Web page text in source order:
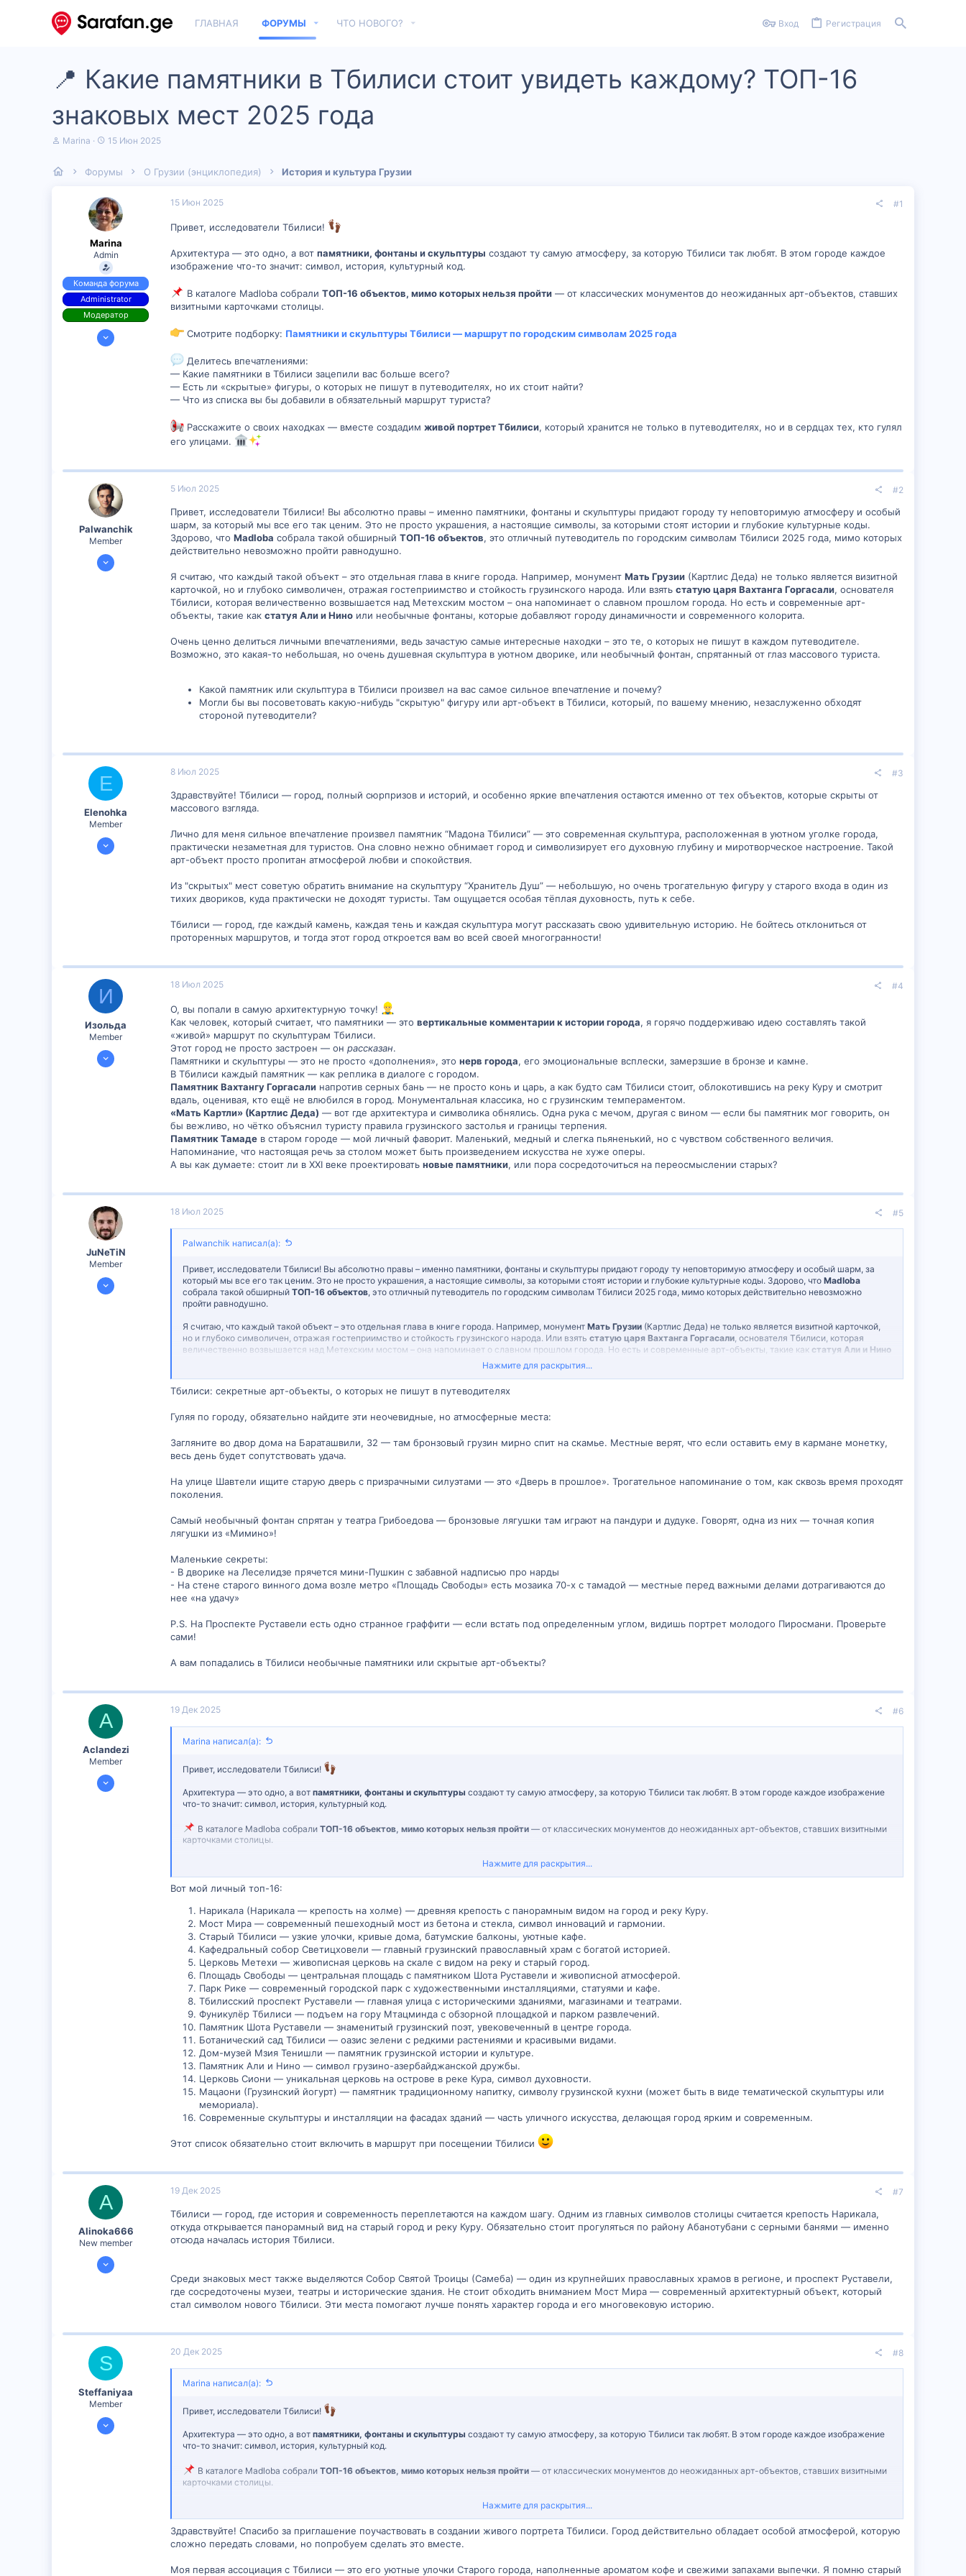
ГЛАВНАЯ ФОРУМЫ ЧТО НОВОГО? Вход Регистрация
📍 Какие памятники в Тбилиси стоит увидеть каждому? ТОП-16
знаковых мест 2025 года
А
о
Marina
Д
а
а
ч
а
л
а
15 Июн 2025
Форумы О Грузии (энциклопедия) История и культура Грузии
Marina
Admin
Команда форума
Administrator
Модератор
30 Окт 2023
15 Июн 2025 #1
Привет, исследователи Тбилиси!
Архитектура — это одно, а вот памятники, фонтаны и скульптуры создают ту самую атмосферу, за которую Тбилиси так любят. В этом городе каждое
изображение что-то значит: символ, история, культурный код.
В каталоге Madloba собралиТОП-16 объектов, мимо которых нельзя пройти — от классических монументов до неожиданных арт-объектов, ставших
визитными карточками столицы.
Смотрите подборку: Памятники и скульптуры Тбилиси — маршрут по городским символам 2025 года
Делитесь впечатлениями:
— Какие памятники в Тбилиси зацепили вас больше всего?
— Есть ли «скрытые» фигуры, о которых не пишут в путеводителях, но их стоит найти?
— Что из списка вы бы добавили в обязательный маршрут туриста?
Расскажите о своих находках — вместе создадимживой портрет Тбилиси, который хранится не только в путеводителях, но и в сердцах тех, кто гулял
его улицами.
Palwanchik
Member
5 Июл 2025
5 Июл 2025 #2
Привет, исследователи Тбилиси! Вы абсолютно правы – именно памятники, фонтаны и скульптуры придают городу ту неповторимую атмосферу и особый
шарм, за который мы все его так ценим. Это не просто украшения, а настоящие символы, за которыми стоят истории и глубокие культурные коды.
Здорово, что Madloba собрала такой обширный ТОП-16 объектов, это отличный путеводитель по городским символам Тбилиси 2025 года, мимо которых
действительно невозможно пройти равнодушно.
Я считаю, что каждый такой объект – это отдельная глава в книге города. Например, монумент Мать Грузии (Картлис Деда) не только является визитной
карточкой, но и глубоко символичен, отражая гостеприимство и стойкость грузинского народа. Или взять статую царя Вахтанга Горгасали, основателя
Тбилиси, которая величественно возвышается над Метехским мостом – она напоминает о славном прошлом города. Но есть и современные арт-
объекты, такие как статуя Али и Нино или необычные фонтаны, которые добавляют городу динамичности и современного колорита.
Очень ценно делиться личными впечатлениями, ведь зачастую самые интересные находки – это те, о которых не пишут в каждом путеводителе.
Возможно, это какая-то небольшая, но очень душевная скульптура в уютном дворике, или необычный фонтан, спрятанный от глаз массового туриста.
Какой памятник или скульптура в Тбилиси произвел на вас самое сильное впечатление и почему?
Могли бы вы посоветовать какую-нибудь "скрытую" фигуру или арт-объект в Тбилиси, который, по вашему мнению, незаслуженно обходят
стороной путеводители?
E
Elenohka
Member
7 Июл 2025
8 Июл 2025 #3
Здравствуйте! Тбилиси — город, полный сюрпризов и историй, и особенно яркие впечатления остаются именно от тех объектов, которые скрыты от
массового взгляда.
Лично для меня сильное впечатление произвел памятник “Мадона Тбилиси” — это современная скульптура, расположенная в уютном уголке города,
практически незаметная для туристов. Она словно нежно обнимает город и символизирует его духовную глубину и миротворческое настроение. Такой
арт-объект просто пропитан атмосферой любви и спокойствия.
Из "скрытых" мест советую обратить внимание на скульптуру “Хранитель Душ” — небольшую, но очень трогательную фигуру у старого входа в один из
тихих двориков, куда практически не доходят туристы. Там ощущается особая тёплая духовность, путь к себе.
Тбилиси — город, где каждый камень, каждая тень и каждая скульптура могут рассказать свою удивительную историю. Не бойтесь отклониться от
проторенных маршрутов, и тогда этот город откроется вам во всей своей многогранности!
И
Изольда
Member
17 Июл 2025
18 Июл 2025 #4
О, вы попали в самую архитектурную точку!
Как человек, который считает, что памятники — это вертикальные комментарии к истории города, я горячо поддерживаю идею составлять такой
«живой» маршрут по скульптурам Тбилиси.
Этот город не просто застроен — он рассказан.
Памятники и скульптуры — это не просто «дополнения», это нерв города, его эмоциональные всплески, замерзшие в бронзе и камне.
В Тбилиси каждый памятник — как реплика в диалоге с городом.
Памятник Вахтангу Горгасали напротив серных бань — не просто конь и царь, а как будто сам Тбилиси стоит, облокотившись на реку Куру и смотрит
вдаль, оценивая, кто ещё не влюбился в город. Монументальная классика, но с грузинским темпераментом.
«Мать Картли» (Картлис Деда) — вот где архитектура и символика обнялись. Одна рука с мечом, другая с вином — если бы памятник мог говорить, он
бы вежливо, но чётко объяснил туристу правила грузинского застолья и границы терпения.
Памятник Тамаде в старом городе — мой личный фаворит. Маленький, медный и слегка пьяненький, но с чувством собственного величия.
Напоминание, что настоящая речь за столом может быть произведением искусства не хуже оперы.
А вы как думаете: стоит ли в XXI веке проектировать новые памятники, или пора сосредоточиться на переосмыслении старых?
JuNeTiN
Member
17 Июл 2025
18 Июл 2025 #5
Palwanchik написал(а):
Привет, исследователи Тбилиси! Вы абсолютно правы – именно памятники, фонтаны и скульптуры придают городу ту неповторимую атмосферу и особый шарм, за
который мы все его так ценим. Это не просто украшения, а настоящие символы, за которыми стоят истории и глубокие культурные коды. Здорово, что Madloba
собрала такой обширный ТОП-16 объектов, это отличный путеводитель по городским символам Тбилиси 2025 года, мимо которых действительно невозможно
пройти равнодушно.
Я считаю, что каждый такой объект – это отдельная глава в книге города. Например, монумент Мать Грузии (Картлис Деда) не только является визитной карточкой,
но и глубоко символичен, отражая гостеприимство и стойкость грузинского народа. Или взять статую царя Вахтанга Горгасали, основателя Тбилиси, которая
величественно возвышается над Метехским мостом – она напоминает о славном прошлом города. Но есть и современные арт-объекты, такие как статуя Али и Нино
или необычные фонтаны, которые добавляют городу динамичности и современного колорита.
какая-то небольшая, но очень душевная скульптура в уютном дворике, или необычный фонтан, спрятанный от глаз массового туриста.
Могли бы вы посоветовать какую-нибудь "скрытую" фигуру или арт-объект в Тбилиси, который, по вашему мнению, незаслуженно обходят стороной
путеводители?
Нажмите для раскрытия...
Тбилиси: секретные арт-объекты, о которых не пишут в путеводителях
Гуляя по городу, обязательно найдите эти неочевидные, но атмосферные места:
Загляните во двор дома на Бараташвили, 32 — там бронзовый грузин мирно спит на скамье. Местные верят, что если оставить ему в кармане монетку,
весь день будет сопутствовать удача.
На улице Шавтели ищите старую дверь с призрачными силуэтами — это «Дверь в прошлое». Трогательное напоминание о том, как сквозь время проходят
поколения.
Самый необычный фонтан спрятан у театра Грибоедова — бронзовые лягушки там играют на пандури и дудуке. Говорят, одна из них — точная копия
лягушки из «Мимино»!
Маленькие секреты:
- В дворике на Леселидзе прячется мини-Пушкин с забавной надписью про нарды
- На стене старого винного дома возле метро «Площадь Свободы» есть мозаика 70-х с тамадой — местные перед важными делами дотрагиваются до
нее «на удачу»
P.S. На Проспекте Руставели есть одно странное граффити — если встать под определенным углом, видишь портрет молодого Пиросмани. Проверьте
сами!
А вам попадались в Тбилиси необычные памятники или скрытые арт-объекты?
A
Aclandezi
Member
19 Дек 2025
19 Дек 2025 #6
Marina написал(а):
Привет, исследователи Тбилиси!
Архитектура — это одно, а вот памятники, фонтаны и скульптуры создают ту самую атмосферу, за которую Тбилиси так любят. В этом городе каждое изображение
что-то значит: символ, история, культурный код.
В каталоге Madloba собрали ТОП-16 объектов, мимо которых нельзя пройти— от классических монументов до неожиданных арт-объектов, ставших визитными
карточками столицы.
Памятники и скульптуры Тбилиси — маршрут по городским символам 2025 года
Делитесь впечатлениями:
— Есть ли «скрытые» фигуры, о которых не пишут в путеводителях, но их стоит найти?
— Что из списка вы бы добавили в обязательный маршрут туриста?
Расскажите о своих находках — вместе создадимживой портрет Тбилиси, который хранится не только в путеводителях, но и в сердцах тех, кто гулял его
улицами.
Нажмите для раскрытия...
Вот мой личный топ-16:
Нарикала (Нарикала — крепость на холме) — древняя крепость с панорамным видом на город и реку Куру.
Мост Мира — современный пешеходный мост из бетона и стекла, символ инноваций и гармонии.
Старый Тбилиси — узкие улочки, кривые дома, батумские балконы, уютные кафе.
Кафедральный собор Светицховели — главный грузинский православный храм с богатой историей.
Церковь Метехи — живописная церковь на скале с видом на реку и старый город.
Площадь Свободы — центральная площадь с памятником Шота Руставели и живописной атмосферой.
Парк Рике — современный городской парк с художественными инсталляциями, статуями и кафе.
Тбилисский проспект Руставели — главная улица с историческими зданиями, магазинами и театрами.
Фуникулёр Тбилиси — подъем на гору Мтацминда с обзорной площадкой и парком развлечений.
Памятник Шота Руставели — знаменитый грузинский поэт, увековеченный в центре города.
Ботанический сад Тбилиси — оазис зелени с редкими растениями и красивыми видами.
Дом-музей Мзия Тенишли — памятник грузинской истории и культуре.
Памятник Али и Нино — символ грузино-азербайджанской дружбы.
Церковь Сиони — уникальная церковь на острове в реке Кура, символ духовности.
Мацаони (Грузинский йогурт) — памятник традиционному напитку, символу грузинской кухни (может быть в виде тематической скульптуры или
мемориала).
Современные скульптуры и инсталляции на фасадах зданий — часть уличного искусства, делающая город ярким и современным.
Этот список обязательно стоит включить в маршрут при посещении Тбилиси
A
Alinoka666
New member
19 Дек 2025
22
19 Дек 2025 #7
Тбилиси — город, где история и современность переплетаются на каждом шагу. Одним из главных символов столицы считается крепость Нарикала,
откуда открывается панорамный вид на старый город и реку Куру. Обязательно стоит прогуляться по району Абанотубани с серными банями — именно
отсюда началась история Тбилиси.
Среди знаковых мест также выделяются Собор Святой Троицы (Самеба) — один из крупнейших православных храмов в регионе, и проспект Руставели,
где сосредоточены музеи, театры и исторические здания. Не стоит обходить вниманием Мост Мира — современный архитектурный объект, который
стал символом нового Тбилиси. Эти места помогают лучше понять характер города и его многовековую историю.
S
Steffaniyaa
Member
19 Дек 2025
20 Дек 2025 #8
Marina написал(а):
Привет, исследователи Тбилиси!
Архитектура — это одно, а вот памятники, фонтаны и скульптуры создают ту самую атмосферу, за которую Тбилиси так любят. В этом городе каждое изображение
что-то значит: символ, история, культурный код.
В каталоге Madloba собрали ТОП-16 объектов, мимо которых нельзя пройти— от классических монументов до неожиданных арт-объектов, ставших визитными
карточками столицы.
Памятники и скульптуры Тбилиси — маршрут по городским символам 2025 года
Делитесь впечатлениями:
— Какие памятники в Тбилиси зацепили вас больше всего?
— Что из списка вы бы добавили в обязательный маршрут туриста?
Нажмите для раскрытия...
Здравствуйте! Спасибо за приглашение поучаствовать в создании живого портрета Тбилиси. Город действительно обладает особой атмосферой, которую
сложно передать словами, но попробуем сделать это вместе.
Моя первая ассоциация с Тбилиси — это его уютные улочки Старого города, наполненные ароматом кофе и свежими запахами выпечки. Я помню старый